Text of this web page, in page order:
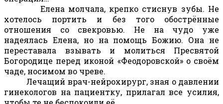
Елена молчала, крепко стиснув зубы. Не
хотелось портить и без того обострённые
отношения со свекровью. Не на чудо уже
надеялась Елена, но на помощь Божию. Она не
переставала взывать и молиться Пресвятой
Богородице перед иконой «Феодоровской» о своём
чаде, носимом во чреве.
Лечащий врач-нейрохирург, зная о давлении
гинекологов на пациентку, прилагал все усилия,